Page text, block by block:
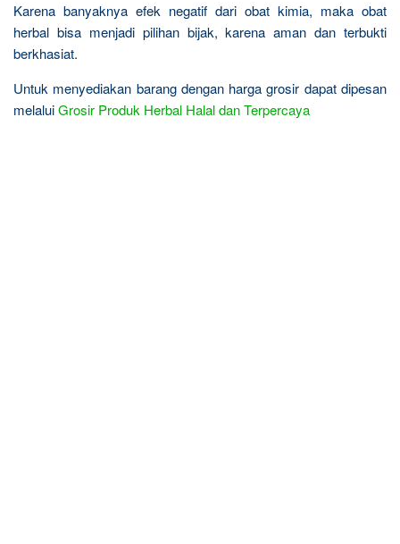
Karena banyaknya efek negatif dari obat kimia, maka obat
herbal bisa menjadi pilihan bijak, karena aman dan terbukti
berkhasiat.
Untuk menyediakan barang dengan harga grosir dapat dipesan
melaluiGrosir Produk Herbal Halal dan Terpercaya